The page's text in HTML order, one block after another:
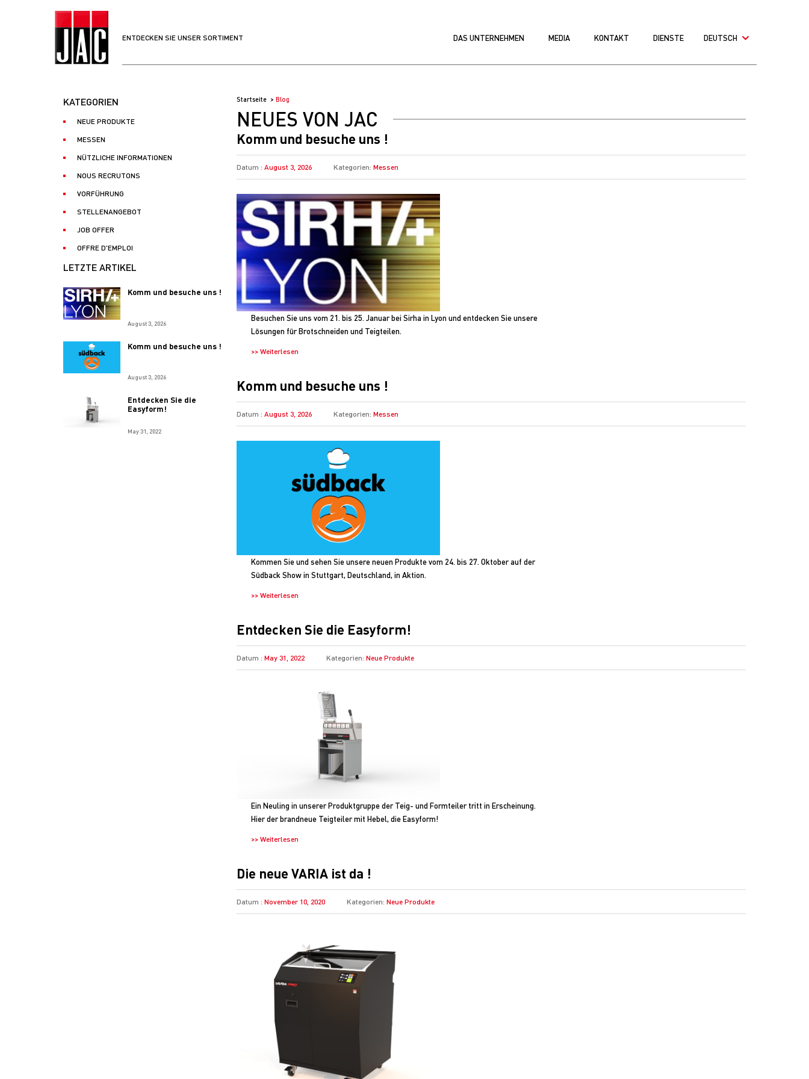
ENTDECKEN SIE UNSER SORTIMENT DAS UNTERNEHMEN MEDIA KONTAKT DIENSTE DEUTSCH
KATEGORIEN
NEUE PRODUKTE
MESSEN
NÜTZLICHE INFORMATIONEN
NOUS RECRUTONS
VORFÜHRUNG
STELLENANGEBOT
JOB OFFER
OFFRE D'EMPLOI
LETZTE ARTIKEL
Komm und besuche uns !
August 3, 2026
Komm und besuche uns !
August 3, 2026
Entdecken Sie die
Easyform!
May 31, 2022
Startseite Blog
NEUES VON JAC
Komm und besuche uns !
Datum : August 3, 2026 Kategorien: Messen
Besuchen Sie uns vom 21. bis 25. Januar bei Sirha in Lyon und entdecken Sie unsere
Lösungen für Brotschneiden und Teigteilen.
>> Weiterlesen
Komm und besuche uns !
Datum : August 3, 2026 Kategorien: Messen
Kommen Sie und sehen Sie unsere neuen Produkte vom 24. bis 27. Oktober auf der
Südback Show in Stuttgart, Deutschland, in Aktion.
>> Weiterlesen
Entdecken Sie die Easyform!
Datum : May 31, 2022 Kategorien: Neue Produkte
Ein Neuling in unserer Produktgruppe der Teig- und Formteiler tritt in Erscheinung.
Hier der brandneue Teigteiler mit Hebel, die Easyform!
>> Weiterlesen
Die neue VARIA ist da !
Datum : November 10, 2020 Kategorien: Neue Produkte